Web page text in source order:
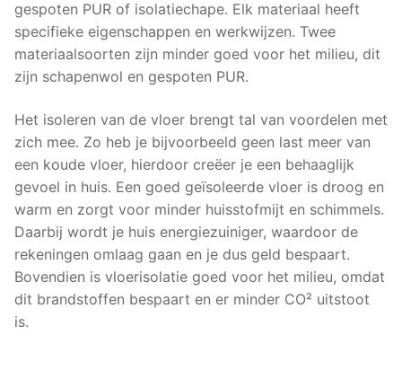
gespoten PUR of isolatiechape. Elk materiaal heeft
specifieke eigenschappen en werkwijzen. Twee
materiaalsoorten zijn minder goed voor het milieu, dit
zijn schapenwol en gespoten PUR.
Het isoleren van de vloer brengt tal van voordelen met
zich mee. Zo heb je bijvoorbeeld geen last meer van
een koude vloer, hierdoor creëer je een behaaglijk
gevoel in huis. Een goed geïsoleerde vloer is droog en
warm en zorgt voor minder huisstofmijt en schimmels.
Daarbij wordt je huis energiezuiniger, waardoor de
rekeningen omlaag gaan en je dus geld bespaart.
Bovendien is vloerisolatie goed voor het milieu, omdat
dit brandstoffen bespaart en er minder CO² uitstoot
is.